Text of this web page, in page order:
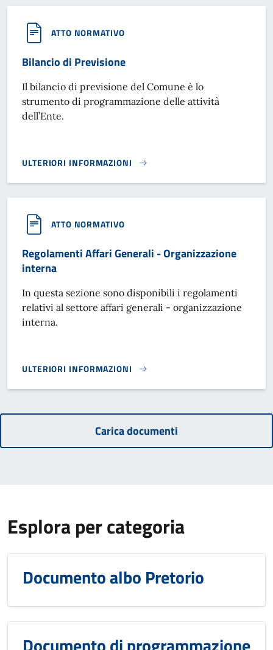
ATTO NORMATIVO
Bilancio di Previsione
Il bilancio di previsione del Comune è lo
strumento di programmazione delle attività
dell’Ente.
ULTERIORI INFORMAZIONI
BILANCIO DI PREVISIONE}
ATTO NORMATIVO
Regolamenti Affari Generali - Organizzazione
interna
In questa sezione sono disponibili i regolamenti
relativi al settore affari generali - organizzazione
interna.
ULTERIORI INFORMAZIONI
REGOLAMENTI AFFARI GENERALI - ORGANIZZAZIONE
Carica documenti
Esplora per categoria
Documento albo Pretorio